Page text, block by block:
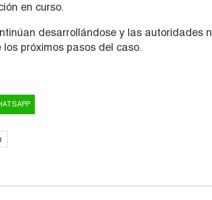
en curso.
desarrollándose y las autoridades
próximos pasos del caso.